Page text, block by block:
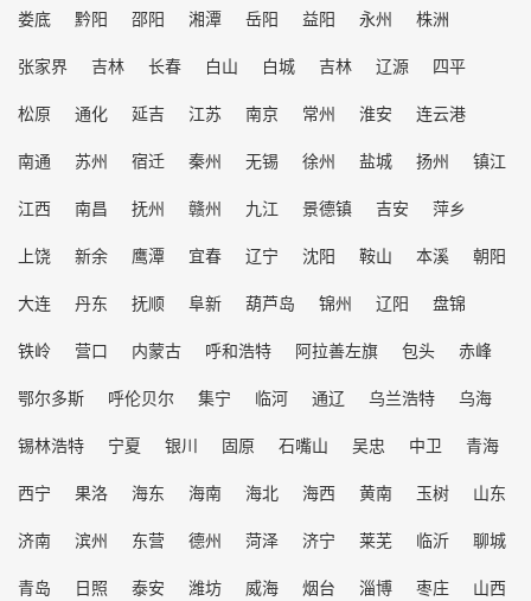
娄底
黔阳 邵阳 湘潭 岳阳 益阳 永州
株洲
张家界
吉林 长春 白山 白城 吉林 辽源
四平
松原
通化 延吉 江苏 南京 常州 淮安
连云港
南通
苏州 宿迁 秦州 无锡 徐州 盐城 扬州
镇江
江西
南昌 抚州 赣州 九江 景德镇 吉安
萍乡
上饶
新余 鹰潭 宜春 辽宁 沈阳 鞍山 本溪
朝阳
大连
丹东 抚顺 阜新 葫芦岛 锦州 辽阳
盘锦
铁岭
营口 内蒙古 呼和浩特 阿拉善左旗 包头
赤峰
鄂尔多斯
呼伦贝尔 集宁 临河 通辽 乌兰浩特
乌海
锡林浩特
宁夏 银川 固原 石嘴山 吴忠 中卫
青海
西宁
果洛 海东 海南 海北 海西 黄南 玉树
山东
济南
滨州 东营 德州 菏泽 济宁 莱芜 临沂
聊城
青岛
日照 泰安 潍坊 威海 烟台 淄博 枣庄
山西